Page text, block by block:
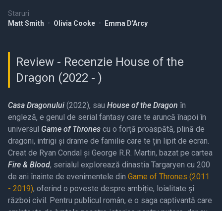
Staruri
Matt Smith • Olivia Cooke • Emma D'Arcy
Review - Recenzie House of the
Dragon (2022 - )
Casa Dragonului (2022), sau House of the Dragon în
engleză, e genul de serial fantasy care te aruncă înapoi în
universul Game of Thrones cu o forță proaspătă, plină de
dragoni, intrigi și drame de familie care te țin lipit de ecran.
Creat de Ryan Condal și George R.R. Martin, bazat pe cartea
Fire & Blood, serialul explorează dinastia Targaryen cu 200
de ani înainte de evenimentele din Game of Thrones (2011
- 2019), oferind o poveste despre ambiție, loialitate și
război civil. Pentru publicul român, e o saga captivantă care